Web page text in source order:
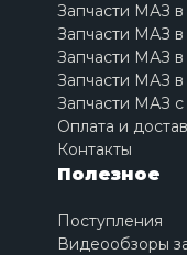
Запчасти МАЗ в
Запчасти МАЗ в
Запчасти МАЗ
Запчасти МАЗ
Запчасти МАЗ с
Оплата и
Контакты
Полезное
Поступления
Видеообзоры